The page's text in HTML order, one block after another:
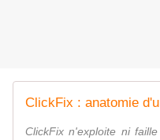
ClickFix n'exploite ni